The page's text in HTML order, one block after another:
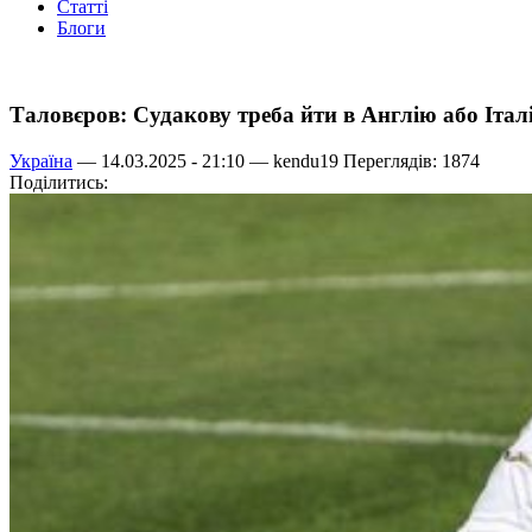
Статті
Блоги
Таловєров: Судакову треба йти в Англію або
Україна — 14.03.2025 - 21:10 — kendu19 Переглядів: 1874
Поділитись: